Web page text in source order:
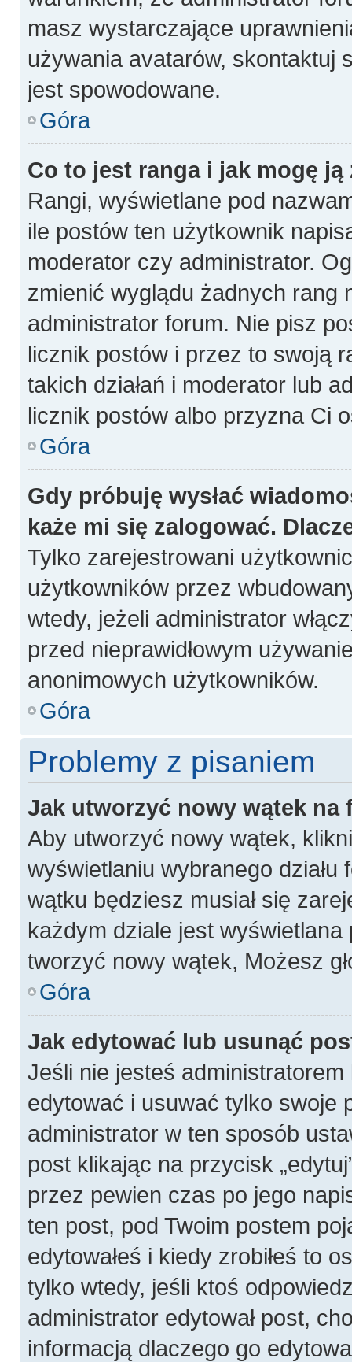
masz wystarczające
używania avatarów, skontaktuj
jest spowodowane.
Góra
Co to jest ranga i jak mogę ją
Rangi, wyświetlane pod
ile postów ten użytkownik
moderator czy administrator.
zmienić wyglądu żadnych rang
administrator forum. Nie pisz
licznik postów i przez to swoją
takich działań i moderator lub
licznik postów albo przyzna Ci
Góra
Gdy próbuję wysłać
każe mi się zalogować.
Tylko zarejestrowani
użytkowników przez
wtedy, jeżeli administrator
przed nieprawidłowym
anonimowych użytkowników.
Góra
Problemy z pisaniem
Jak utworzyć nowy wątek na
Aby utworzyć nowy wątek,
wyświetlaniu wybranego
wątku będziesz musiał się
każdym dziale jest wyświetlana
tworzyć nowy wątek, Możesz
Góra
Jak edytować lub usunąć
Jeśli nie jesteś
edytować i usuwać tylko swoje
administrator w ten sposób
post klikając na przycisk
przez pewien czas po jego
ten post, pod Twoim postem
edytowałeś i kiedy zrobiłeś to
tylko wtedy, jeśli ktoś
administrator edytował post,
informacją dlaczego go